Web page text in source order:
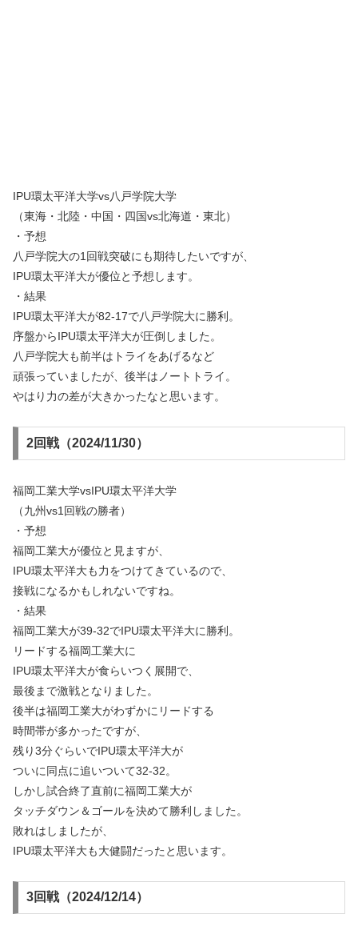
IPU環太平洋⼤学vs八戸学院大学
（東海・北陸・中国・四国vs北海道・東北）
・予想
八戸学院大の1回戦突破にも期待したいですが、
IPU環太平洋⼤が優位と予想します。
・結果
IPU環太平洋大が82-17で八戸学院大に勝利。
序盤からIPU環太平洋大が圧倒しました。
八戸学院大も前半はトライをあげるなど
頑張っていましたが、後半はノートトライ。
やはり力の差が大きかったなと思います。
2回戦（2024/11/30）
福岡工業大学vsIPU環太平洋⼤学
（九州vs1回戦の勝者）
・予想
福岡工業大が優位と見ますが、
IPU環太平洋大も力をつけてきているので、
接戦になるかもしれないですね。
・結果
福岡工業大が39-32でIPU環太平洋大に勝利。
リードする福岡工業大に
IPU環太平洋大が食らいつく展開で、
最後まで激戦となりました。
後半は福岡工業大がわずかにリードする
時間帯が多かったですが、
残り3分ぐらいでIPU環太平洋大が
ついに同点に追いついて32-32。
しかし試合終了直前に福岡工業大が
タッチダウン＆ゴールを決めて勝利しました。
敗れはしましたが、
IPU環太平洋大も大健闘だったと思います。
3回戦（2024/12/14）